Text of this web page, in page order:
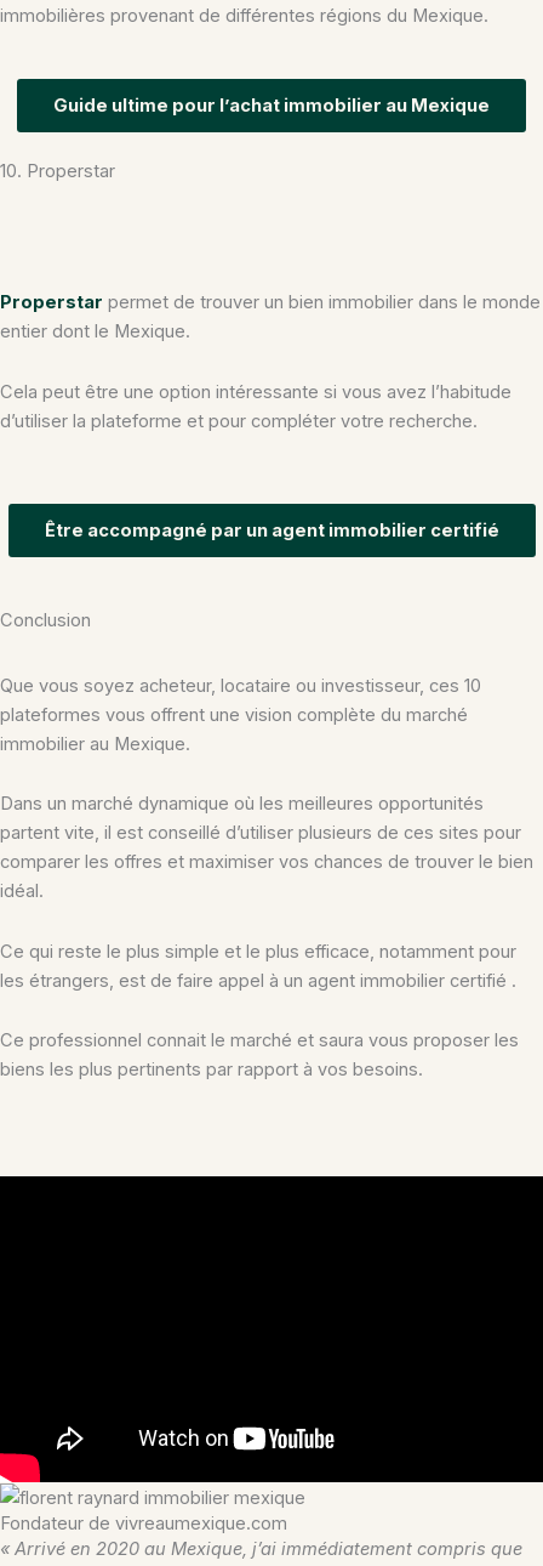
immobilières provenant de différentes régions du Mexique.
Guide ultime pour l’achat immobilier au Mexique
10. Properstar
Properstar permet de trouver un bien immobilier dans le monde
entier dont le Mexique.
Cela peut être une option intéressante si vous avez l’habitude
d’utiliser la plateforme et pour compléter votre recherche.
Être accompagné par un agent immobilier certifié
Conclusion
Que vous soyez acheteur, locataire ou investisseur, ces 10
plateformes vous offrent une vision complète du marché
immobilier au Mexique.
Dans un marché dynamique où les meilleures opportunités
partent vite, il est conseillé d’utiliser plusieurs de ces sites pour
comparer les offres et maximiser vos chances de trouver le bien
idéal.
Ce qui reste le plus simple et le plus efficace, notamment pour
les étrangers, est de faire appel à un agent immobilier certifié .
Ce professionnel connait le marché et saura vous proposer les
biens les plus pertinents par rapport à vos besoins.
Fondateur de vivreaumexique.com
« Arrivé en 2020 au Mexique, j’ai immédiatement compris que